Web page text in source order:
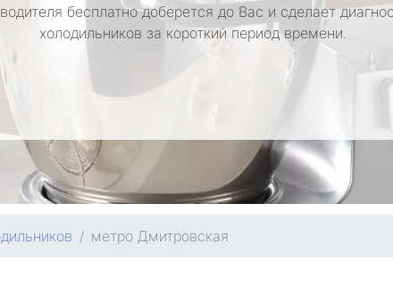
бесплатно доберется до Вас и сделает
холодильников за короткий период времени.
метро Дмитровская